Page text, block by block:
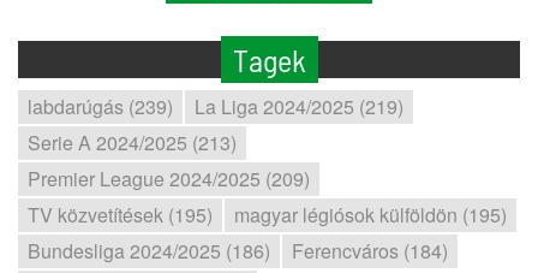
Tagek
labdarúgás (239)
La Liga 2024/2025 (219)
Serie A 2024/2025 (213)
Premier League 2024/2025 (209)
TV közvetítések (195)
magyar légiósok külföldön (195)
Bundesliga 2024/2025 (186)
Ferencváros (184)